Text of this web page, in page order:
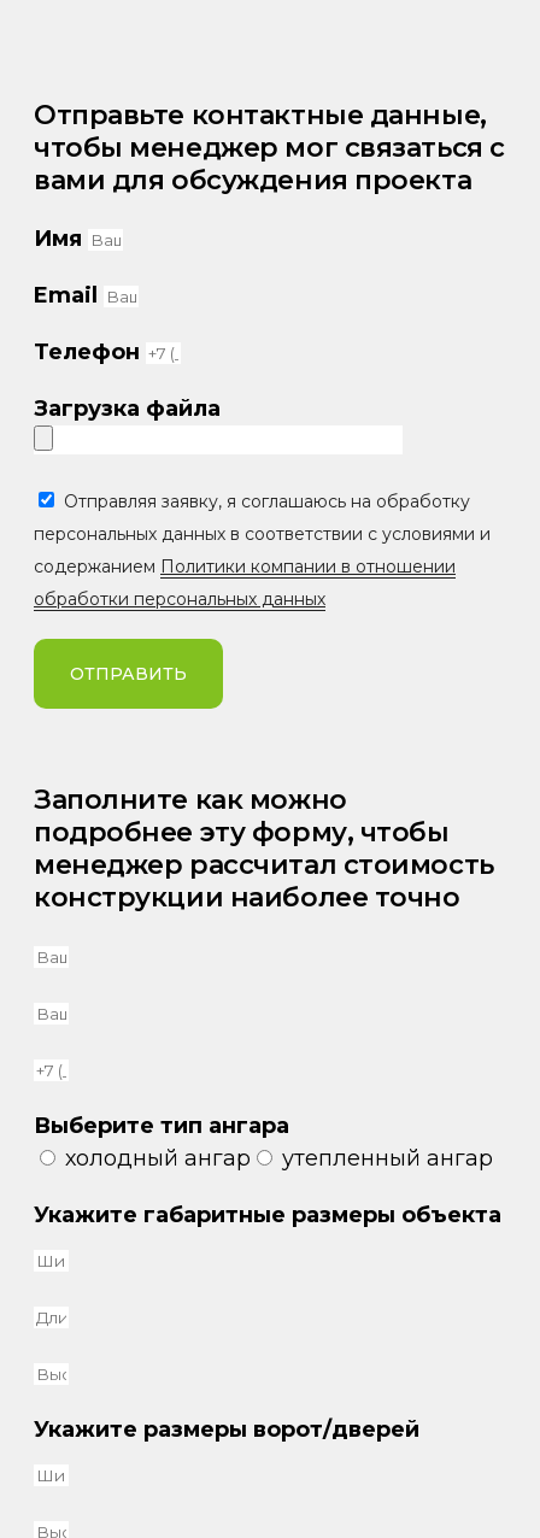
Отправьте контактные данные,
чтобы менеджер мог связаться с
вами для обсуждения проекта
Имя
Email
Телефон
Загрузка файла
Отправляя заявку, я соглашаюсь на обработку
персональных данных в соответствии с условиями и
содержанием Политики компании в отношении
обработки персональных данных
ОТПРАВИТЬ
Заполните как можно
подробнее эту форму, чтобы
менеджер рассчитал стоимость
конструкции наиболее точно
Выберите тип ангара
холодный ангар
утепленный ангар
Укажите габаритные размеры объекта
Укажите размеры ворот/дверей